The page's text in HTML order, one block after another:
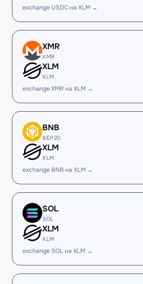
exchange USDC на XLM →
XMR
XMR
XLM
XLM
exchange XMR на XLM →
BNB
BEP20
XLM
XLM
exchange BNB на XLM →
SOL
SOL
XLM
XLM
exchange SOL на XLM →